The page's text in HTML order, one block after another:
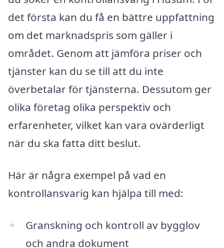
det första kan du få en bättre uppfattning
om det marknadspris som gäller i
området. Genom att jämföra priser och
tjänster kan du se till att du inte
överbetalar för tjänsterna. Dessutom ger
olika företag olika perspektiv och
erfarenheter, vilket kan vara ovärderligt
när du ska fatta ditt beslut.
Här är några exempel på vad en
kontrollansvarig kan hjälpa till med:
Granskning och kontroll av bygglov
och andra dokument